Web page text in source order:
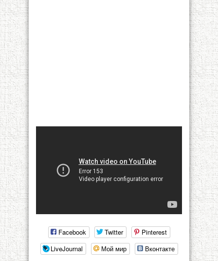
Facebook Twitter
Pinterest
LiveJournal
Мой мир Вконтакте